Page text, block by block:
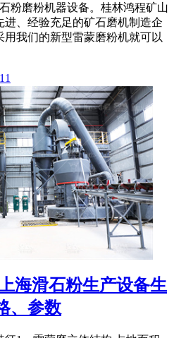
粉磨粉机器设备。桂林鸿程矿山
进、经验充足的矿石磨机制造企
用我们的新型雷蒙磨粉机就可以
海滑石粉生产设备生
、参数